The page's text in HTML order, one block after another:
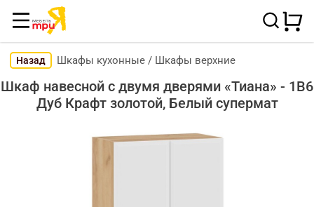
Назад Шкафы кухонные / Шкафы верхние
Шкаф навесной c двумя дверями «Тиана» - 1В6
Дуб Крафт золотой, Белый супермат